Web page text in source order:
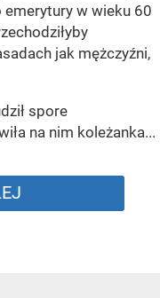
w wieku 60
jak mężczyźni,
spore
na nim koleżanka...